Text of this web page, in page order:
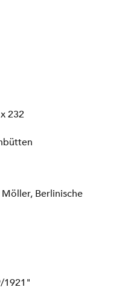
232
Berlinische
1921"